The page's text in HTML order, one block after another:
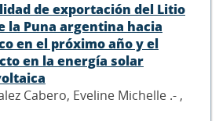
de exportación del Litio
la Puna argentina hacia
en el próximo año y el
en la energía solar
Cabero, Eveline Michelle .- ,